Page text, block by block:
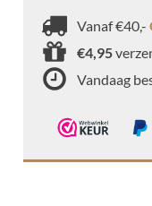
zout
aantal
Vanaf €40,-
€4,95
Vandaag